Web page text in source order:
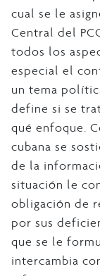
cual se le
Central del
todos los
especial el
un tema
define si se
qué enfoque.
cubana se
de la
situación le
obligación de
por sus
que se le
intercambia